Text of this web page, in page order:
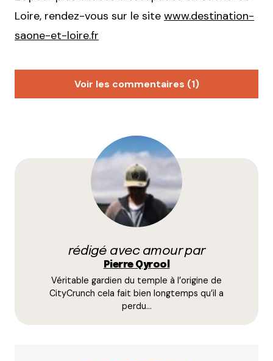
Loire, rendez-vous sur le site www.destination-
saone-et-loire.fr
Voir les commentaires (1)
Le thème ‘Les Maranges en musique’ a l’air génial !
Passer du jazz au rock d’un village à l’autre tout en
dégustant, c’est une super idée pour moderniser la
Votre adresse e-mail ne sera pas publiée.
champs obligatoires sont indiqués avec
rédigé avec amour par
Pierre Qyrool
Véritable gardien du temple à l’origine de
CityCrunch cela fait bien longtemps qu’il a
perdu…